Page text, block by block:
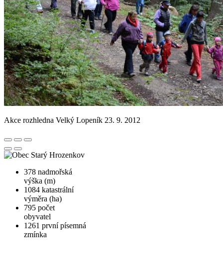
Akce rozhledna Velký Lopeník 23. 9. 2012
378 nadmořská
výška (m)
1084 katastrální
výměra (ha)
795 počet
obyvatel
1261 první písemná
zmínka